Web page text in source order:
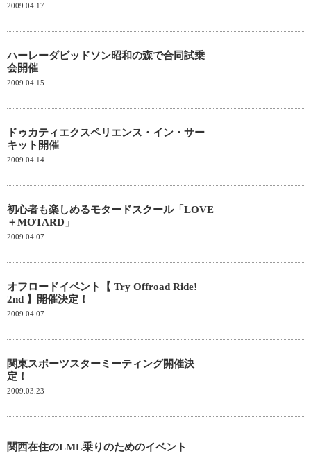
2009.04.17
ハーレーダビッドソン昭和の森で合同試乗
会開催
2009.04.15
ドゥカティエクスペリエンス・イン・サー
キット開催
2009.04.14
初心者も楽しめるモタードスクール「LOVE
＋MOTARD」
2009.04.07
オフロードイベント【 Try Offroad Ride!
2nd 】開催決定！
2009.04.07
関東スポーツスターミーティング開催決
定！
2009.03.23
関西在住のLML乗りのためのイベント